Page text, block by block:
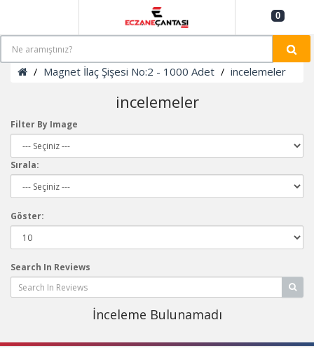
0
Magnet İlaç Şişesi No:2 - 1000 Adet incelemeler
incelemeler
Filter By Image
Sırala:
Göster:
Search In Reviews
İnceleme Bulunamadı